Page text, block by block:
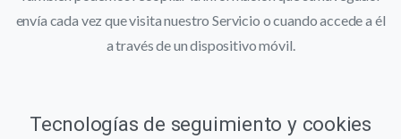
envía cada vez que visita nuestro Servicio o cuando accede a él
a través de un dispositivo móvil.
Tecnologías de seguimiento y cookies